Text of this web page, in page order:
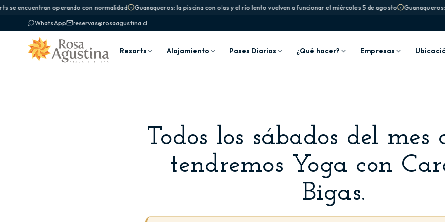
se encuentran operando con normalidad Guanaqueros: la piscina con olas y el río lento vuelven a funcionar el miércoles 5 de agosto
Guanaqueros:
WhatsApp
reservas@rosaagustina.cl
Resorts Alojamiento Pases Diarios ¿Qué hacer? Empresas
Todos los sábados del mes
tendremos Yoga con
Bigas.